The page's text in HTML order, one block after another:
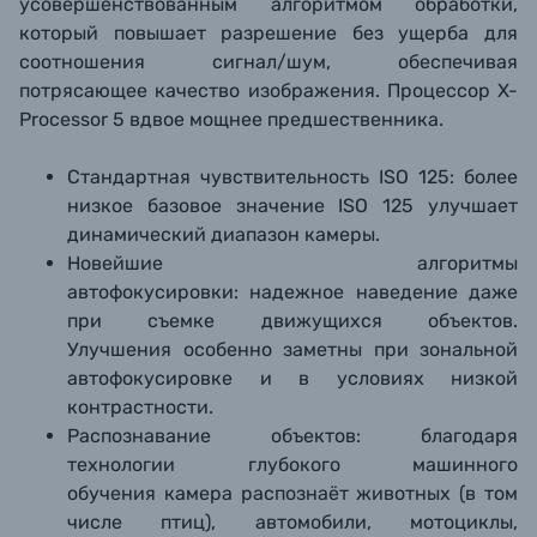
который повышает разрешение без ущерба для
соотношения сигнал/шум, обеспечивая
потрясающее качество изображения. Процессор X-
Processor 5 вдвое мощнее предшественника.
Стандартная чувствительность ISO 125: более
низкое базовое значение ISO 125 улучшает
динамический диапазон камеры.
Новейшие алгоритмы
автофокусировки: надежное наведение даже
при съемке движущихся объектов.
Улучшения особенно заметны при зональной
автофокусировке и в условиях низкой
контрастности.
Распознавание объектов: благодаря
технологии глубокого машинного
обучения камера распознаёт животных (в том
числе птиц), автомобили, мотоциклы,